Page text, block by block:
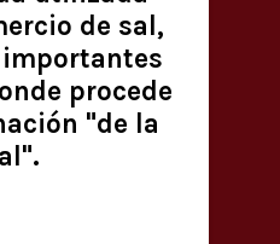
de sal,
procede
"de la